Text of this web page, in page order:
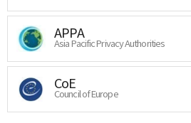
APPA
Asia Pacific Privacy Authorities
CoE
Council of Europe